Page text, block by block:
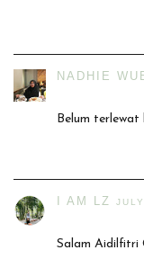
NADHIE
Belum terlewat
I AM LZ
Salam Aidilfitri